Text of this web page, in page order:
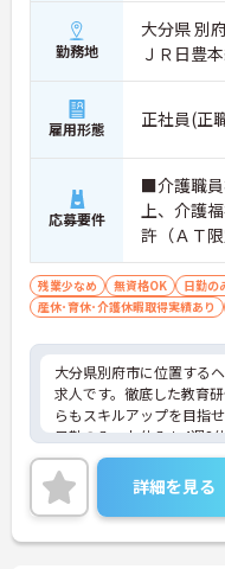
勤務地
大分県 別
ＪＲ日豊
雇用形態 正社員(正
応募要件
■介護職員
上、介護
許（ＡＴ限
残業少なめ 無資格OK 日勤の
産休･育休･介護休暇取得実績あり
大分県別府市に位置する
求人です。徹底した教育
らもスキルアップを目指せ
日勤のみ、お休みも4週8
事でメリハリをつけて働
メです。ご興味ある方に
さらに詳細をお話致しま
さい。
詳細を見る